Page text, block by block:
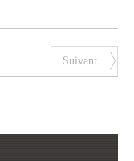
Suivant